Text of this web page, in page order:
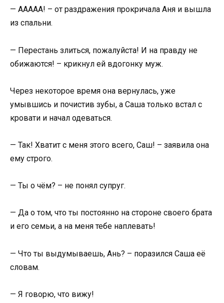
— ААААА! – от раздражения прокричала Аня и вышла
из спальни.
— Перестань злиться, пожалуйста! И на правду не
обижаются! – крикнул ей вдогонку муж.
Через некоторое время она вернулась, уже
умывшись и почистив зубы, а Саша только встал с
кровати и начал одеваться.
— Так! Хватит с меня этого всего, Саш! – заявила она
ему строго.
— Ты о чём? – не понял супруг.
— Да о том, что ты постоянно на стороне своего брата
и его семьи, а на меня тебе наплевать!
— Что ты выдумываешь, Ань? – поразился Саша её
словам.
— Я говорю, что вижу!